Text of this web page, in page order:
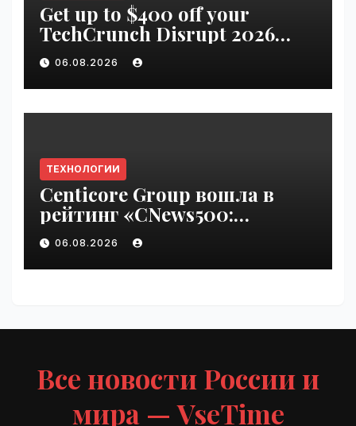
Get up to $400 off your
TechCrunch Disrupt 2026
pass until Friday | VseTime.ru
06.08.2026
ТЕХНОЛОГИИ
Centicore Group вошла в
рейтинг «CNews500:
Крупнейшие ИТ-компании
России» | VseTime.ru
06.08.2026
Все новости России и
мира — VseTime